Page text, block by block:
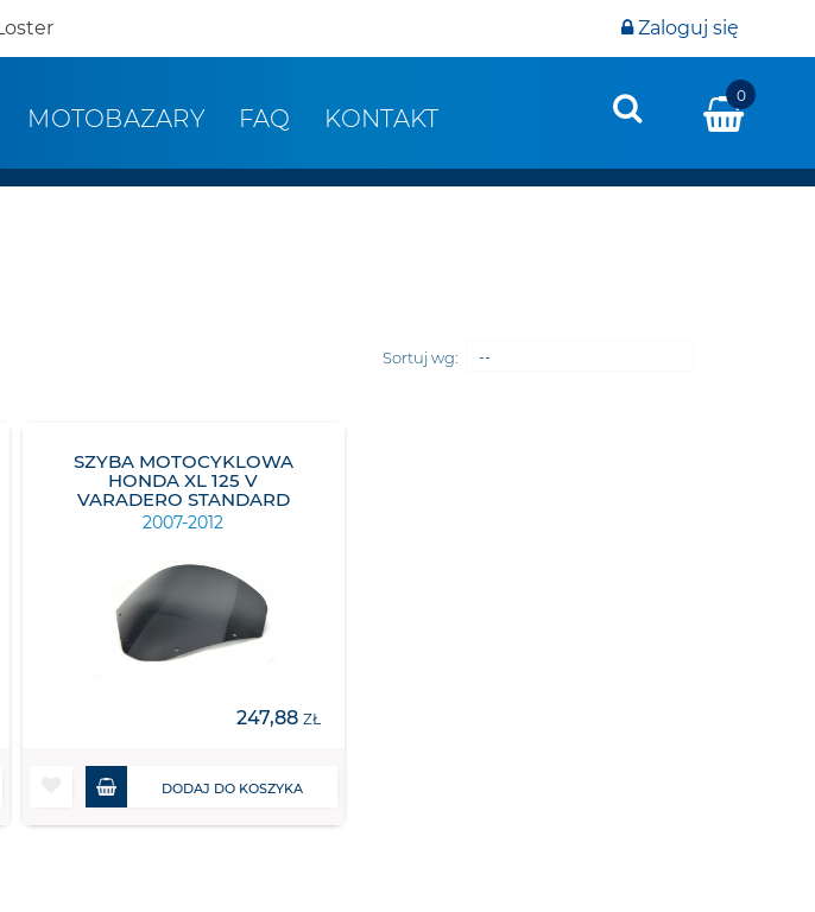
Zaloguj się
0
MOTOBAZARY FAQ KONTAKT
Sortuj wg: --
SZYBA MOTOCYKLOWA
HONDA XL 125 V
VARADERO STANDARD
2007-2012
247,88 ZŁ
DODAJ DO KOSZYKA